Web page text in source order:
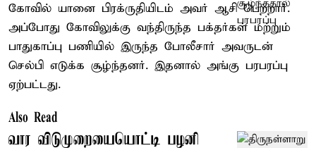
கோவில் யானை பிரக்ருதியிடம் அவர் ஆசி பெற்றார்.
அப்போது கோவிலுக்கு வந்திருந்த பக்தர்கள் மற்றும்
பாதுகாப்பு பணியில் இருந்த போலீசார் அவருடன்
செல்பி எடுக்க சூழ்ந்தனர். இதனால் அங்கு பரபரப்பு
ஏற்பட்டது.
Also Read
வார விடுமுறையையொட்டி பழனி